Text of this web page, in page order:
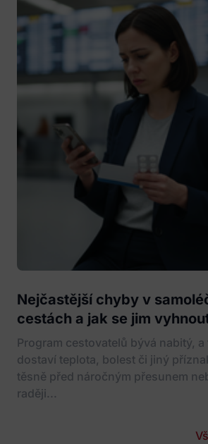
Nejčastější chyby v
cestách a jak se jim
Program cestovatelů bývá nabitý,
dostaví teplota, bolest či jiný
těsně před náročným přesunem
raději...